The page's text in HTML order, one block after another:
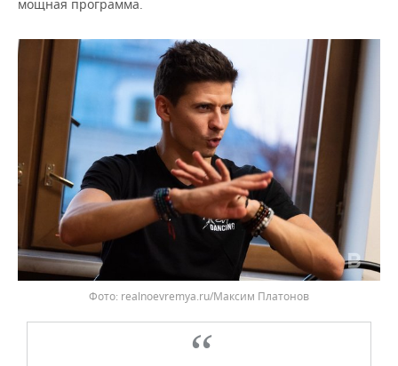
мощная программа.
realnoevremya.ru/Максим Платонов